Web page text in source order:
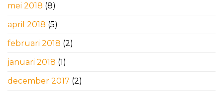
mei 2018 (8)
april 2018 (5)
februari 2018 (2)
januari 2018 (1)
december 2017 (2)